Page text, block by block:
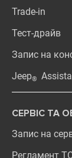
Trade-in
Тест-драйв
Запис на
Jeep®
СЕРВІС ТА
Запис на
Регламент